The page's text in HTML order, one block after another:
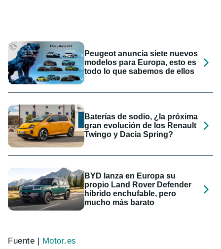
Peugeot anuncia siete nuevos
modelos para Europa, esto es
todo lo que sabemos de ellos
Baterías de sodio, ¿la próxima
gran evolución de los Renault
Twingo y Dacia Spring?
BYD lanza en Europa su
propio Land Rover Defender
híbrido enchufable, pero
mucho más barato
Fuente | Motor.es